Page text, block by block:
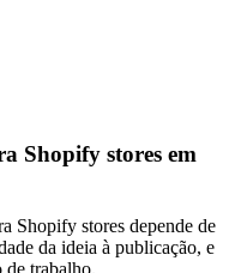
Shopify stores em
Shopify stores depende de
da ideia à publicação, e